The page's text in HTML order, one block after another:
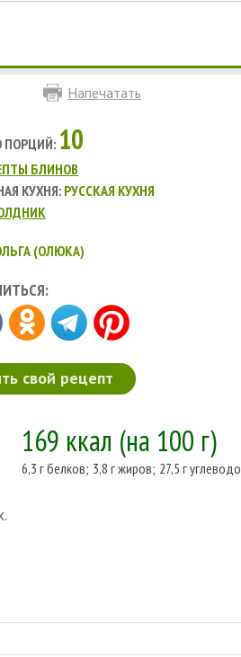
Напечатать
ПОРЦИЙ: 10
БЛИНОВ
КУХНЯ: РУССКАЯ КУХНЯ
(ОЛЮКА)
свой рецепт
169 ккал (на 100 г)
6,3 г белков; 3,8 г жиров; 27,5 г